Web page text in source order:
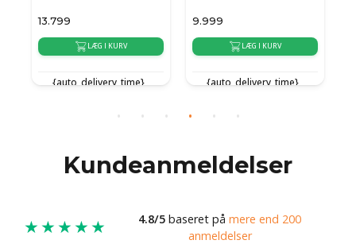
13.799
LÆG I KURV
{auto_delivery_time}
9.999
LÆG I KURV
{auto_delivery_time}
Kundeanmeldelser
★★★★★ 4.8/5 baseret på mere end 200
anmeldelser